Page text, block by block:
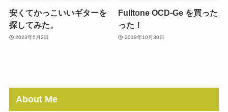
安くてかっこいいギターを
探してみた。
2023年5月2日
Fulltone OCD-Ge を買った
った！
2019年10月30日
About Me